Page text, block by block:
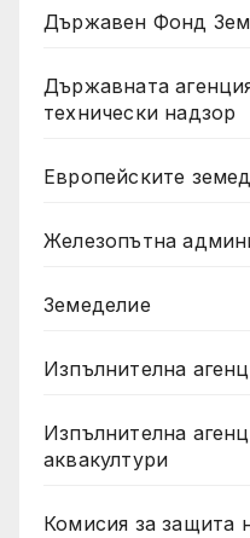
Държавен Фонд
Държавната
технически надзор
Европейските
Железопътна
Земеделие
Изпълнителна
Изпълнителна
аквакултури
Комисия за защита